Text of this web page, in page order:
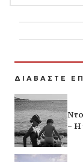
ΔΙΑΒΑΣΤΕ
– Η